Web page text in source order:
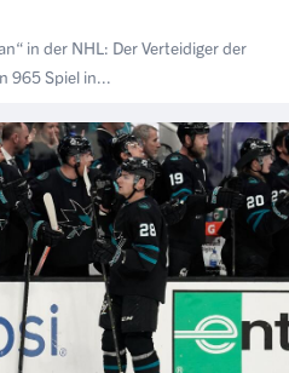
in der NHL: Der Verteidiger der
965 Spiel in...